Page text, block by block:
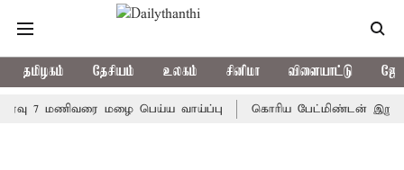
தமிழகம் தேசியம் உலகம் சினிமா விளையாட்டு
மணிவரை மழை பெய்ய வாய்ப்பு கொரிய பேட்மிண்டன் இறுதி